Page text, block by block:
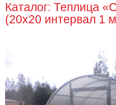
Каталог: Теплица
(20х20 интервал 1